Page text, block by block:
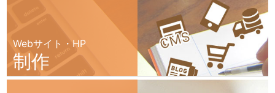
Webサイト・HP
制作